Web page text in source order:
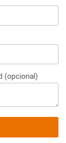
(opcional)